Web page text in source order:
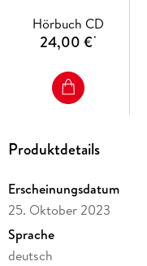
Hörbuch CD
24,00 €*
Produktdetails
Erscheinungsdatum
25. Oktober 2023
Sprache
deutsch